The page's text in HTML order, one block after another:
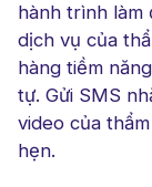
hành trình làm
dịch vụ của
hàng tiềm
tự. Gửi SMS
video của
hẹn.